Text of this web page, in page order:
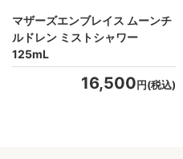
マザーズエンブレイス ムーンチ
ルドレン ミストシャワー
125mL
16,500円(税込)